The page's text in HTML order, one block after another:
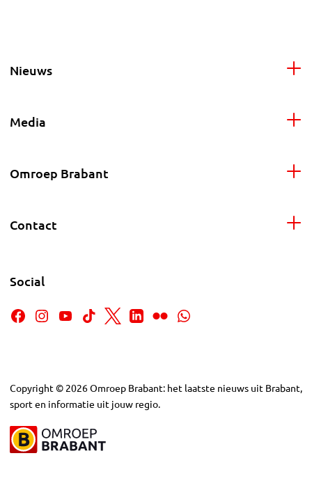
Nieuws
Media
Omroep Brabant
Contact
Social
Copyright © 2026Omroep Brabant: het laatste nieuws uit Brabant,
sport en informatie uit jouw regio.